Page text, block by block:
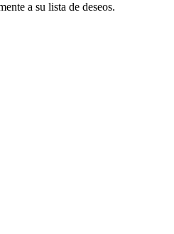
a su lista de deseos.